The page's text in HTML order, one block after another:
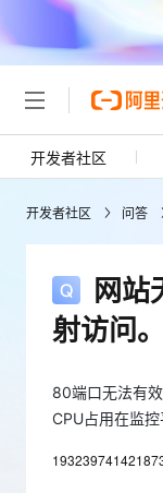
开发者社区
开发者社区 问答
网站
射访问。
80端口无法有
CPU占用在监
大模型
产品
精选产品
计算
解决方案
精选解决方案
互联网应用开发
权益
定价
云市场
伙伴
服务
了解阿里